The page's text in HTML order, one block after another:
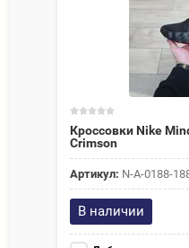
Кроссовки Nike
Crimson
Артикул: N-A-0188-
В наличии